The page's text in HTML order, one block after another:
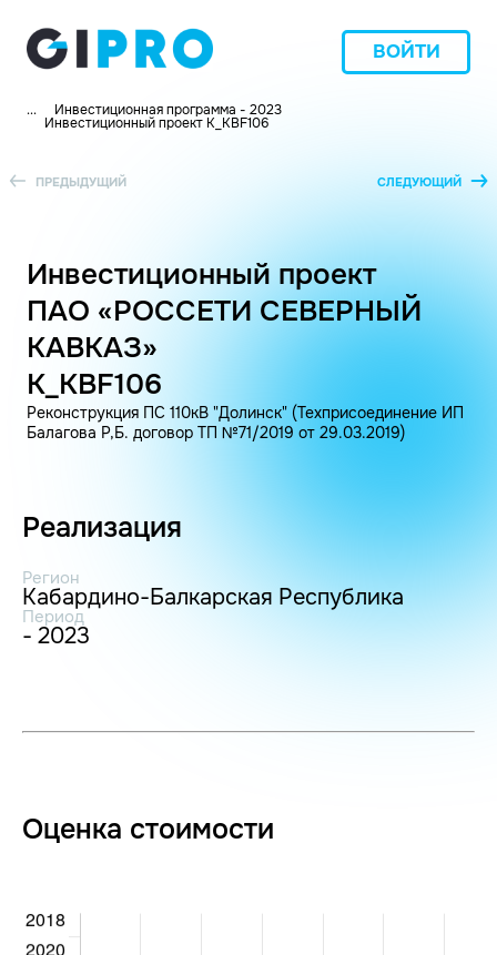
ВОЙТИ
... Инвестиционная программа - 2023
Инвестиционный проект K_KBF106
ПРЕДЫДУЩИЙ СЛЕДУЮЩИЙ
Инвестиционный проект
ПАО «РОССЕТИ СЕВЕРНЫЙ
КАВКАЗ»
K_KBF106
Реконструкция ПС 110кВ "Долинск" (Техприсоединение ИП
Балагова Р,Б. договор ТП №71/2019 от 29.03.2019)
Реализация
Регион
Кабардино-Балкарская Республика
Период
- 2023
Оценка стоимости